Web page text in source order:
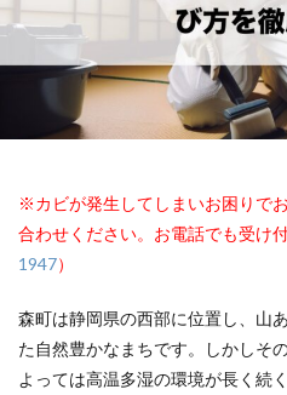
※カビが発生してしまいお困りで
合わせください。お電話でも受け
1947）
森町は静岡県の西部に位置し、山
た自然豊かなまちです。しかしそ
よっては高温多湿の環境が長く続